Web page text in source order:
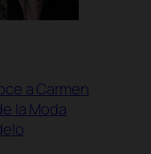
a Carmen
la Moda